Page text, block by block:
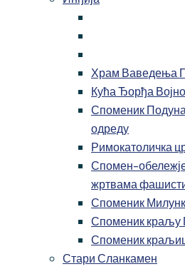
Храм Ваведења
Кућа Ђорђа
Споменик
одреду
Римокатоличка
Спомен-
жртвама
Споменик
Споменик краљу
Споменик
Стари Сланкамен